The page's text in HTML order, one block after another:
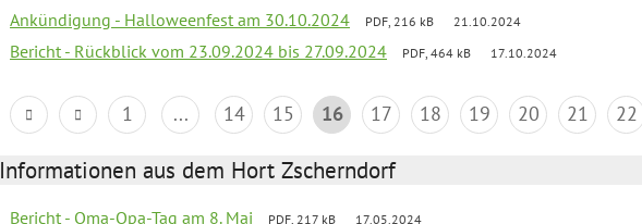
Ankündigung - Halloweenfest am 30.10.2024 PDF, 216 kB 21.10.2024
Bericht - Rückblick vom 23.09.2024 bis 27.09.2024 PDF, 464 kB 17.10.2024
1 ... 14 15 16 17 18 19 20 21 22
Informationen aus dem Hort Zscherndorf
Bericht - Oma-Opa-Tag am 8. Mai PDF, 217 kB 17.05.2024